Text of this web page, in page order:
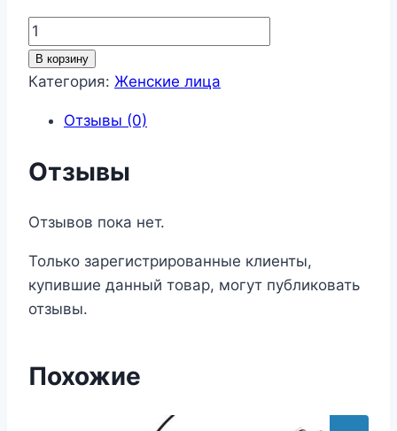
Количество
товара
Женские
135
В корзину
Категория: Женские лица
Отзывы (0)
Отзывы
Отзывов пока нет.
Только зарегистрированные клиенты,
купившие данный товар, могут публиковать
отзывы.
Похожие